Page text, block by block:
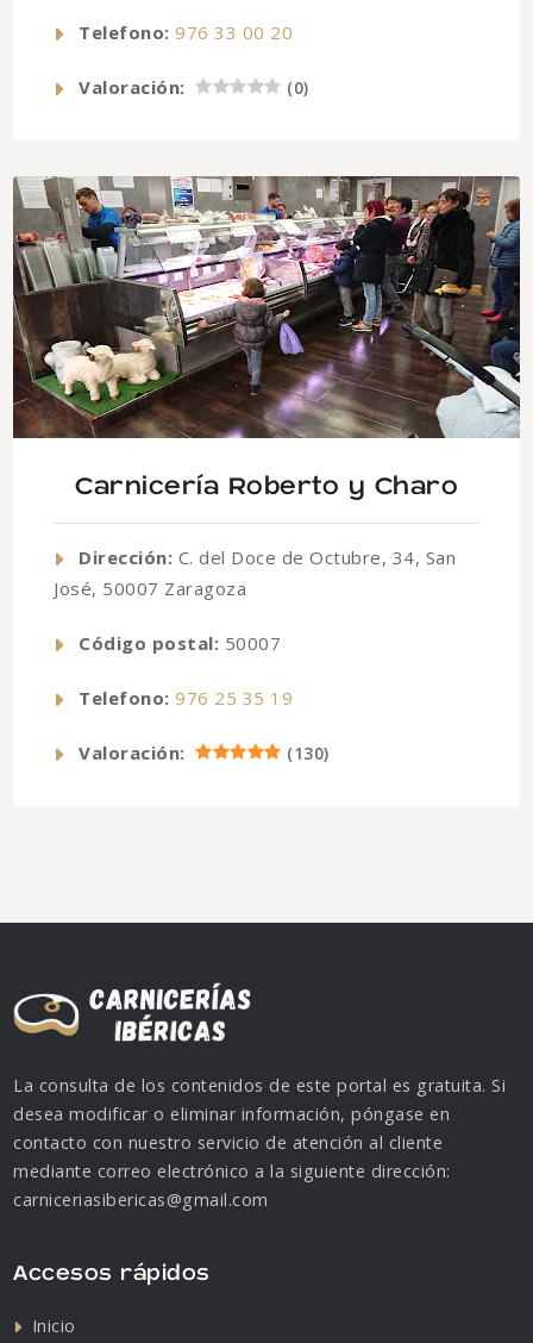
Telefono: 976 33 00 20
Valoración: (0)
Carnicería Roberto y Charo
Dirección: C. del Doce de Octubre, 34, San
José, 50007 Zaragoza
Código postal: 50007
Telefono: 976 25 35 19
Valoración: (130)
La consulta de los contenidos de este portal es gratuita. Si
desea modificar o eliminar información, póngase en
contacto con nuestro servicio de atención al cliente
mediante correo electrónico a la siguiente dirección:
carniceriasibericas@gmail.com
Accesos rápidos
Inicio